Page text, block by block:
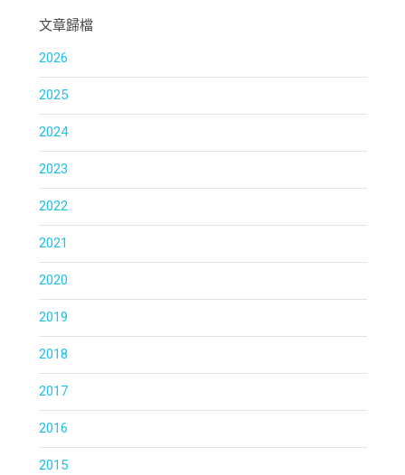
文章歸檔
2026
2025
2024
2023
2022
2021
2020
2019
2018
2017
2016
2015